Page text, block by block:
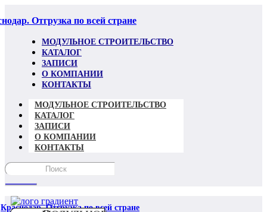
к
Отгрузка по всей стране
МОДУЛЬНОЕ СТРОИТЕЛЬСТВО
КАТАЛОГ
ЗАПИСИ
О КОМПАНИИ
КОНТАКТЫ
МОДУЛЬНОЕ СТРОИТЕЛЬСТВО
КАТАЛОГ
ЗАПИСИ
О КОМПАНИИ
КОНТАКТЫ
Краснодар. Отгрузка по всей стране